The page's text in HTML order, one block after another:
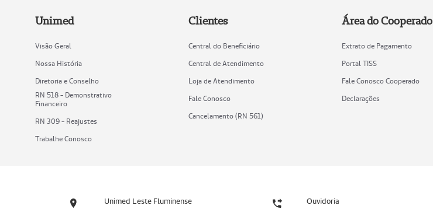
Unimed
Visão Geral
Nossa História
Diretoria e Conselho
RN 518 - Demonstrativo
Financeiro
RN 309 - Reajustes
Trabalhe Conosco
Clientes
Central do Beneficiário
Central de Atendimento
Loja de Atendimento
Fale Conosco
Cancelamento (RN 561)
Área do Cooperado
Extrato de Pagamento
Portal TISS
Fale Conosco Cooperado
Declarações
Unimed Leste Fluminense Ouvidoria